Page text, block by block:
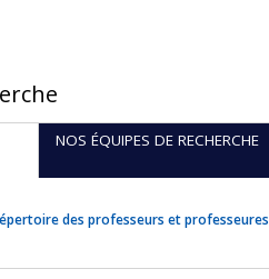
NOS ÉQUIPES DE RECHERCHE
des professeurs et professeures